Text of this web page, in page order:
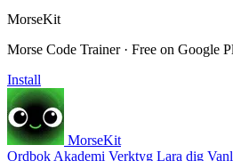
MorseKit
Morse Code Trainer · Free on Google
Install
MorseKit
Ordbok Akademi Verktyg Lara dig